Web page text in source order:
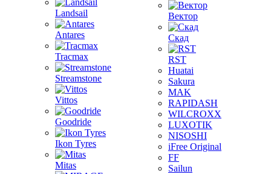
Landsail
Antares
Tracmax
Streamstone
Vittos
Goodride
Ikon Tyres
Mitas
Вектор
Скад
RST
Huatai
Sakura
MAK
RAPIDASH
WILCROXX
LUXOTIK
NISOSHI
iFree Original
FF
Sailun